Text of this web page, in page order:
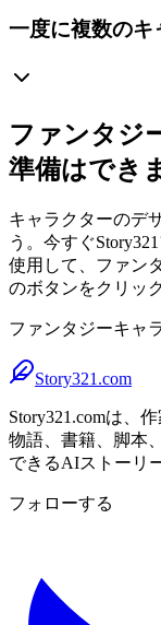
一度に複数のキ
ファンタジ
準備はでき
キャラクターのデ
う。今すぐ
使用して、ファン
のボタンをクリッ
ファンタジーキャ
Story321.com
Story321.comは、
物語、書籍、脚本
できるAIストーリ
フォローする